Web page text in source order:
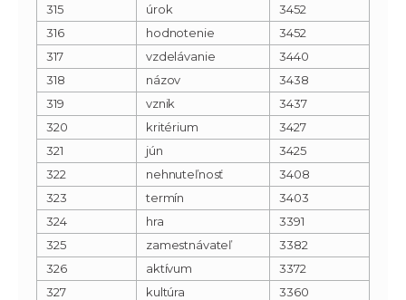
315
úrok
3452
316
hodnotenie
3452
317
vzdelávanie
3440
318
názov
3438
319
vznik
3437
320
kritérium
3427
321
jún
3425
322
nehnuteľnosť
3408
323
termín
3403
324
hra
3391
325
zamestnávateľ
3382
326
aktívum
3372
327
kultúra
3360